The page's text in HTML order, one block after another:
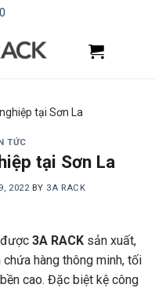
tại Sơn La
TỨC
tại Sơn La
2022 BY 3A RACK
3A RACK sản xuất,
hàng thông minh, tối
cao. Đặc biệt kệ công